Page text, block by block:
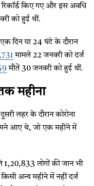
रिकॉर्ड किए गए और इस अवधि
को हुई थीं.
दिन या 24 घंटे के दौरान
मामले 22 जनवरी को दर्ज
मौतें 30 जनवरी को हुई थीं.
महीना
लहर के दौरान कोरोना
आए थे, जो एक महीने में
लोगों की जान भी
अन्य महीने में नहीं दर्ज